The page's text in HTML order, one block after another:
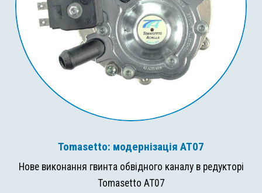
Tomasetto: модернізація AT07
Нове виконання гвинта обвідного каналу в редукторі
Tomasetto AT07